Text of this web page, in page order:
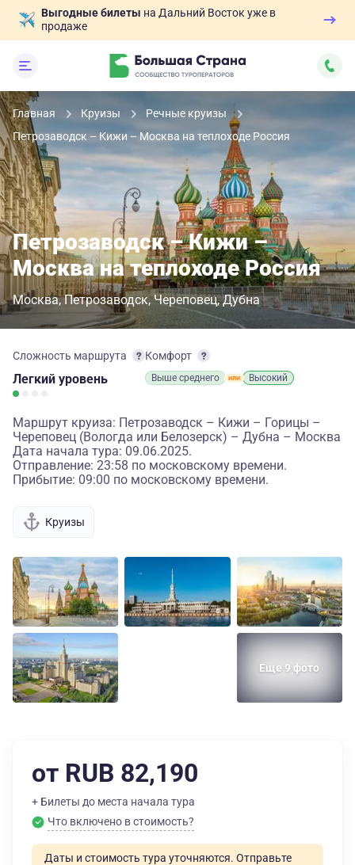
Выгодные билеты на Дальний Восток уже в
продаже
Главная Круизы
Речные круизы
Петрозаводск – Кижи – Москва на теплоходе Россия
Петрозаводск – Кижи –
Москва на теплоходе Россия
Москва Петрозаводск Череповец Дубна
Сложность маршрута
Легкий уровень
Комфорт
Выше среднего Высокий
Маршрут круиза: Петрозаводск – Кижи – Горицы –
Череповец (Вологда или Белозерск) – Дубна – Москва
Дата начала тура: 09.06.2025.
Отправление: 23:58 по московскому времени.
Прибытие: 09:00 по московскому времени.
Круизы
Еще 9 фото
от RUB 82,190
+ Билеты до места начала тура
Что включено в стоимость?
Даты и стоимость тура уточняются. Отправьте